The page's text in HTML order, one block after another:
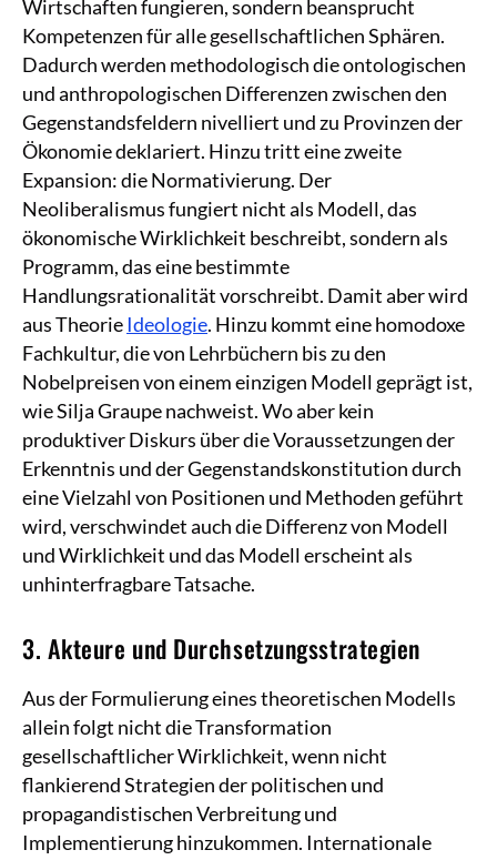
Wirtschaften fungieren, sondern beansprucht
Kompetenzen für alle gesellschaftlichen Sphären.
Dadurch werden methodologisch die ontologischen
und anthropologischen Differenzen zwischen den
Gegenstandsfeldern nivelliert und zu Provinzen der
Ökonomie deklariert. Hinzu tritt eine zweite
Expansion: die Normativierung. Der
Neoliberalismus fungiert nicht als Modell, das
ökonomische Wirklichkeit beschreibt, sondern als
Programm, das eine bestimmte
Handlungsrationalität vorschreibt. Damit aber wird
aus TheorieIdeologie. Hinzu kommt eine homodoxe
Fachkultur, die von Lehrbüchern bis zu den
Nobelpreisen von einem einzigen Modell geprägt ist,
wie Silja Graupe nachweist. Wo aber kein
produktiver Diskurs über die Voraussetzungen der
Erkenntnis und der Gegenstandskonstitution durch
eine Vielzahl von Positionen und Methoden geführt
wird, verschwindet auch die Differenz von Modell
und Wirklichkeit und das Modell erscheint als
unhinterfragbare Tatsache.
3. Akteure und Durchsetzungsstrategien
Aus der Formulierung eines theoretischen Modells
allein folgt nicht die Transformation
gesellschaftlicher Wirklichkeit, wenn nicht
flankierend Strategien der politischen und
propagandistischen Verbreitung und
Implementierung hinzukommen. Internationale